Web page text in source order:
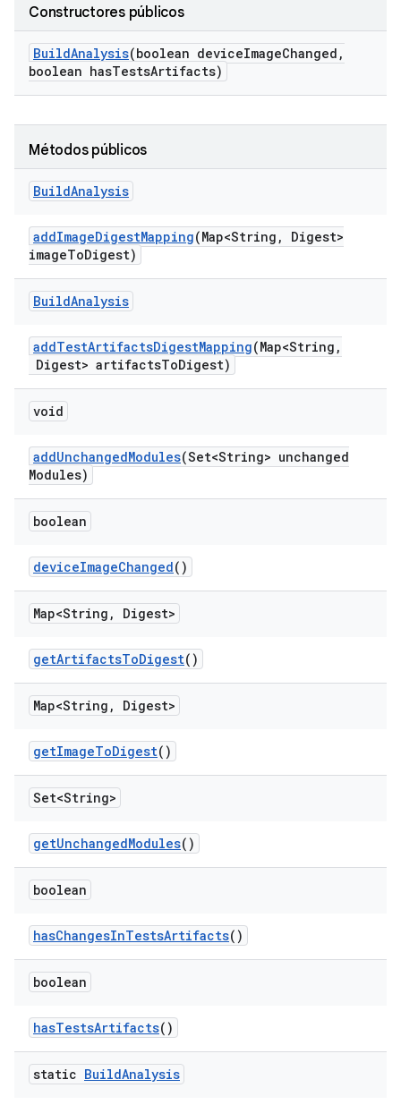
Constructores públicos
BuildAnalysis(boolean deviceImageChanged ,
boolean hasTestsArtifacts)
Métodos públicos
BuildAnalysis
addImageDigestMapping(Map<String ,
Digest>
imageToDigest)
BuildAnalysis
addTestArtifactsDigestMapping(Map<String ,
Digest> artifactsToDigest)
void
addUnchangedModules(Set<String> unchanged
Modules)
boolean
deviceImageChanged()
Map<String , Digest>
getArtifactsToDigest()
Map<String , Digest>
getImageToDigest()
Set<String>
getUnchangedModules()
boolean
hasChangesInTestsArtifacts()
boolean
hasTestsArtifacts()
static BuildAnalysis